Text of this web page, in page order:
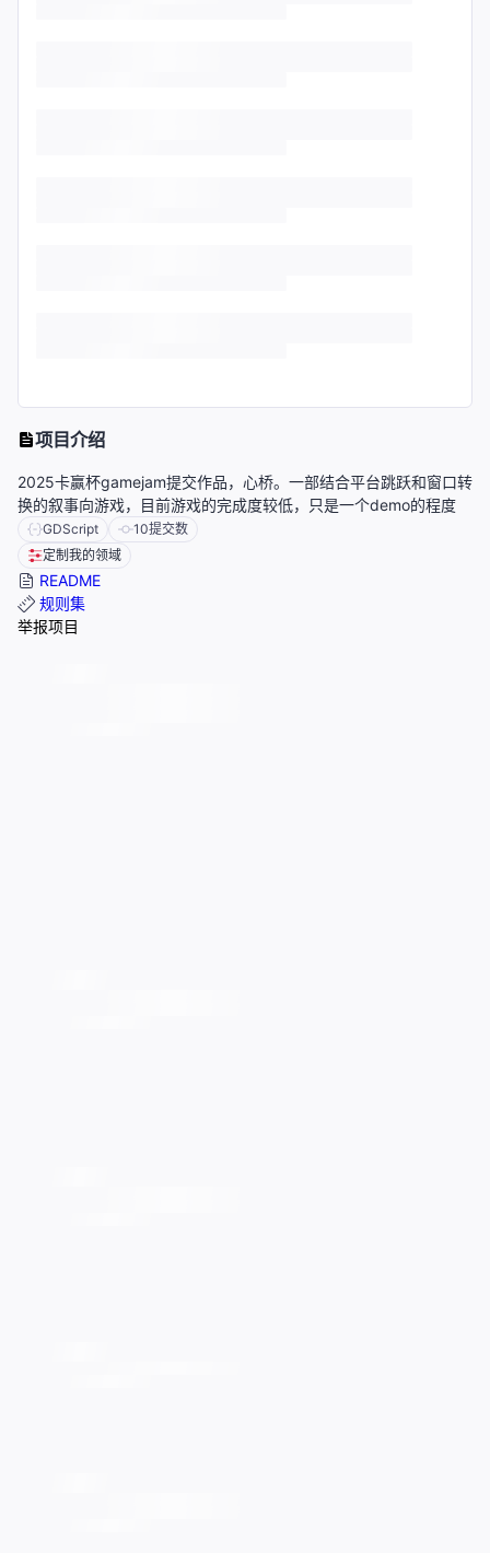
项目介绍
2025卡赢杯gamejam提交作品，心桥。一部结合平台跳跃和窗口转
换的叙事向游戏，目前游戏的完成度较低，只是一个demo的程度
GDScript 10提交数
定制我的领域
README
规则集
举报项目